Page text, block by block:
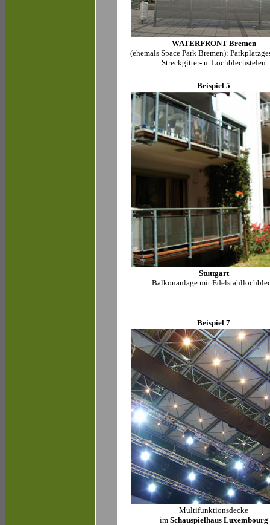
WATERFRONT Bremen
(ehemals Space Park Bremen):
Streckgitter- u. Lochblechstelen
Beispiel 5
Stuttgart
Balkonanlage mit
Beispiel 7
Multifunktionsdecke
im Schauspielhaus Luxembourg